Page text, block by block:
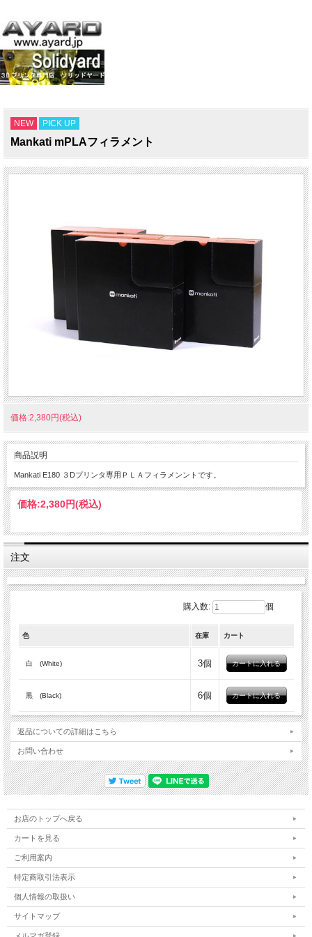
NEW PICK UP
Mankati mPLAフィラメント
価格:2,380円(税込)
商品説明
Mankati E180 ３Dプリンタ専用ＰＬＡフィラメンントです。
価格:2,380円(税込)
注文
購入数: 個
色 在庫 カート
白 (White) 3個
黒 (Black) 6個
返品についての詳細はこちら
お問い合わせ
お店のトップへ戻る
カートを見る
ご利用案内
特定商取引法表示
個人情報の取扱い
サイトマップ